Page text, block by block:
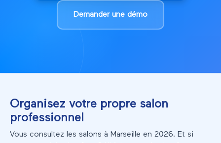
Demander une démo
Organisez votre propre salon
professionnel
Vous consultez les salons à Marseille en 2026. Et si